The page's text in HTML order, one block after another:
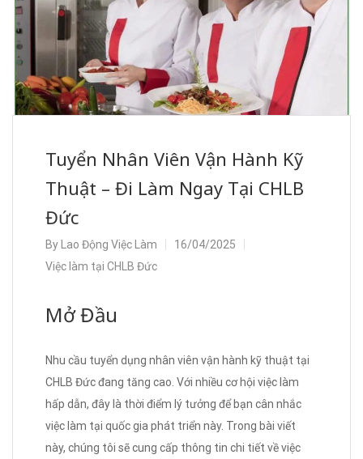
Tuyển Nhân Viên Vận Hành Kỹ
Thuật – Đi Làm Ngay Tại CHLB
Đức
By Lao Động Việc Làm
16/04/2025
Việc làm tại CHLB Đức
Mở Đầu
Nhu cầu tuyển dụng nhân viên vận hành kỹ thuật tại
CHLB Đức đang tăng cao. Với nhiều cơ hội việc làm
hấp dẫn, đây là thời điểm lý tưởng để bạn cân nhắc
việc làm tại quốc gia phát triển này. Trong bài viết
này, chúng tôi sẽ cung cấp thông tin chi tiết về việc